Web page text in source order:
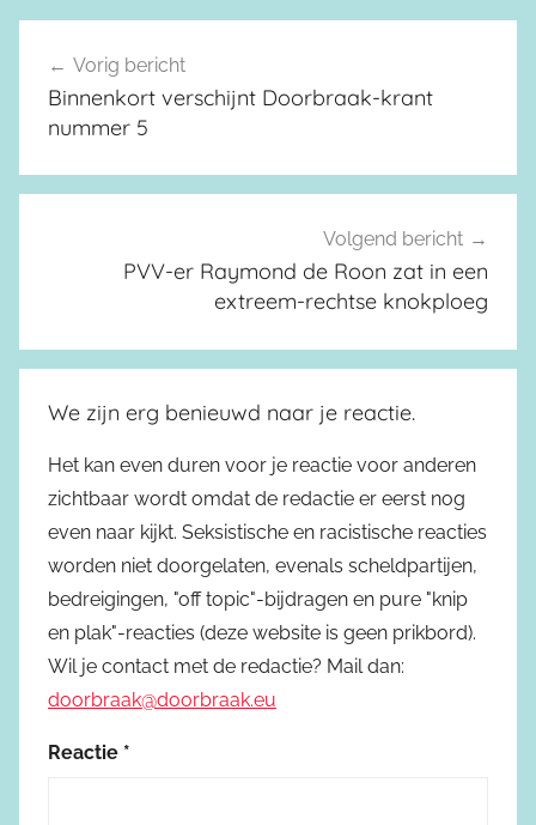
Berichtnavigatie
Vorig bericht
Binnenkort verschijnt Doorbraak-krant
nummer 5
Volgend bericht
PVV-er Raymond de Roon zat in een
extreem-rechtse knokploeg
We zijn erg benieuwd naar je reactie.
Het kan even duren voor je reactie voor anderen
zichtbaar wordt omdat de redactie er eerst nog
even naar kijkt. Seksistische en racistische reacties
worden niet doorgelaten, evenals scheldpartijen,
bedreigingen, "off topic"-bijdragen en pure "knip
en plak"-reacties (deze website is geen prikbord).
Wil je contact met de redactie? Mail dan:
doorbraak@doorbraak.eu
Reactie *